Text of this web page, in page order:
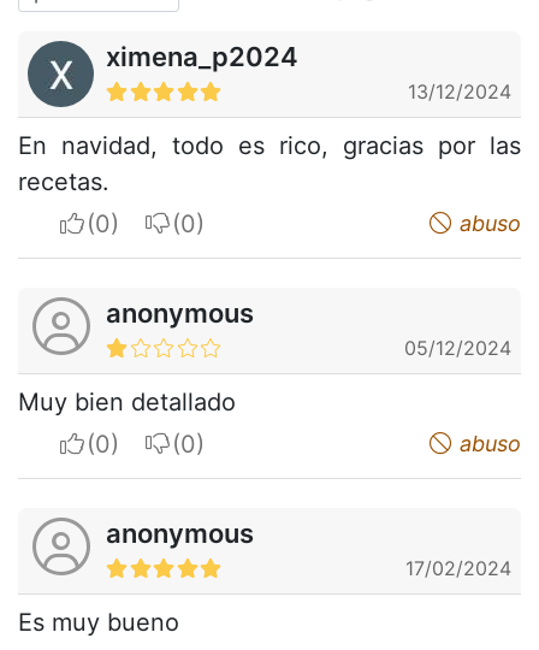
ximena_p2024
13/12/2024
En navidad, todo es rico, gracias por las
recetas.
I apreciateI do not appreciate abuso
anonymous
05/12/2024
Muy bien detallado
I apreciateI do not appreciate abuso
anonymous
17/02/2024
Es muy bueno